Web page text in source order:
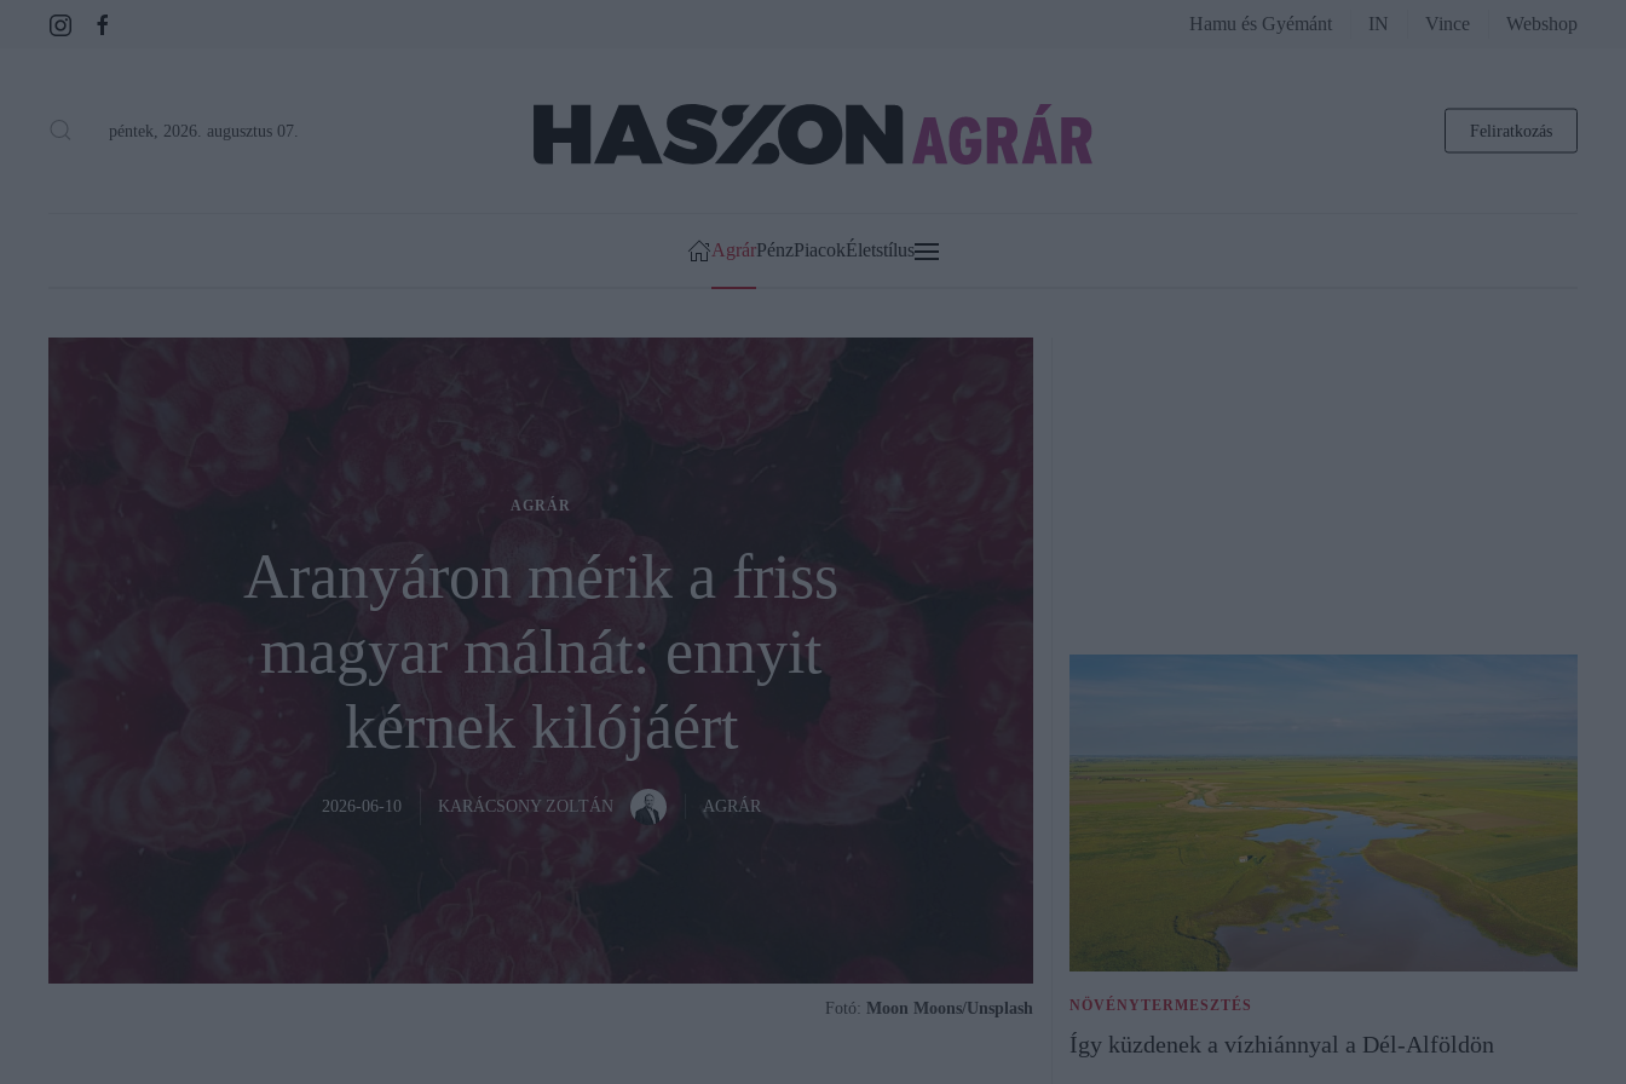
Hamu és Gyémánt IN Vince Webshop
péntek, 2026. augusztus 07. Feliratkozás
AgrárPénzPiacokÉletstílus
AGRÁR
Aranyáron mérik a friss
magyar málnát: ennyit
kérnek kilójáért
2026-06-10 KARÁCSONY ZOLTÁN AGRÁR
Fotó: Moon Moons/Unsplash NÖVÉNYTERMESZTÉS
Így küzdenek a vízhiánnyal a Dél-Alföldön